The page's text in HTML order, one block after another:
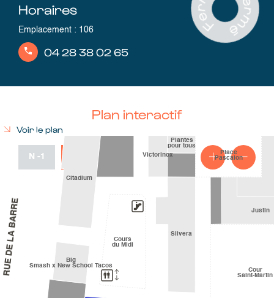
Horaires
Emplacement : 106
04 28 38 02 65
Plan interactif
Voir le plan
N -1